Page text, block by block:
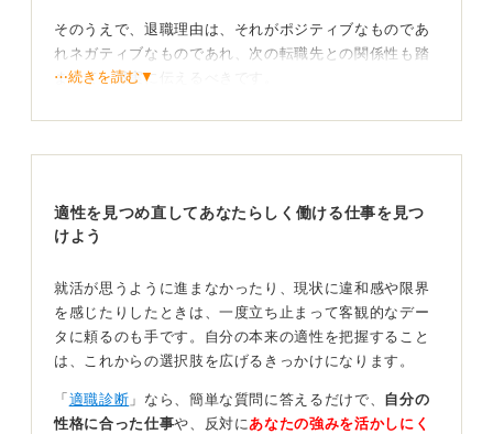
そのうえで、退職理由は、それがポジティブなものであ
れネガティブなものであれ、次の転職先との関係性も踏
まえて、誠実に伝えるべきです。
を前向きに伝えよう
基本的には、現職への不満を並べて辞めるよりも、「こ
の会社では実現できない、こういう目標に挑戦したい」
学生時代から興味があった分野への挑戦など、現職では
かなえられないという理由であれば、会社側も応援して
くれる可能性が高いでしょう。
良好な関係を保ったまま退職するのが望ましいです。
⋯続きを読む▼
適性を見つめ直してあなたらしく働ける仕事を見つ
けよう
就活が思うように進まなかったり、現状に違和感や限界
を感じたりしたときは、一度立ち止まって客観的なデー
タに頼るのも手です。自分の本来の適性を把握すること
は、これからの選択肢を広げるきっかけになります。
「 適職診断 」なら、簡単な質問に答えるだけで、 自分の
性格に合った仕事や、反対に あなたの強みを活かしにく